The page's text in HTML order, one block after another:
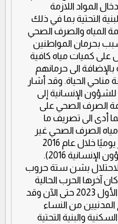
المواد اللازمة
التحتية بما في ذلك
المياه والصرف الصحي
بحرمان المواطنين
كميات مياه كافية
الى حرمانهم
مناحي الحياة. وقد أشار
الإنسانية إلى
الصرف الصحي على
أدى الى تصريف ما
من مياه الصرف الصحي غير
المعالجة أو المعالجة جزئيا إلى البحر يوميًا خلال عام 2016
(مكتب منسق الأمم المتحدة للشؤون الإنسانية 2016).
بشن ستة حروب
مدمرة منذ عام 2008 وكان آخرها الحرب الحالية
التي تشنها منذ الثامن من تشرين الأول 2023 حتى الآن وقد
من النساء
والبنية التحتية